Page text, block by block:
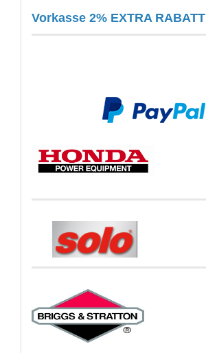
Vorkasse 2% EXTRA RABATT